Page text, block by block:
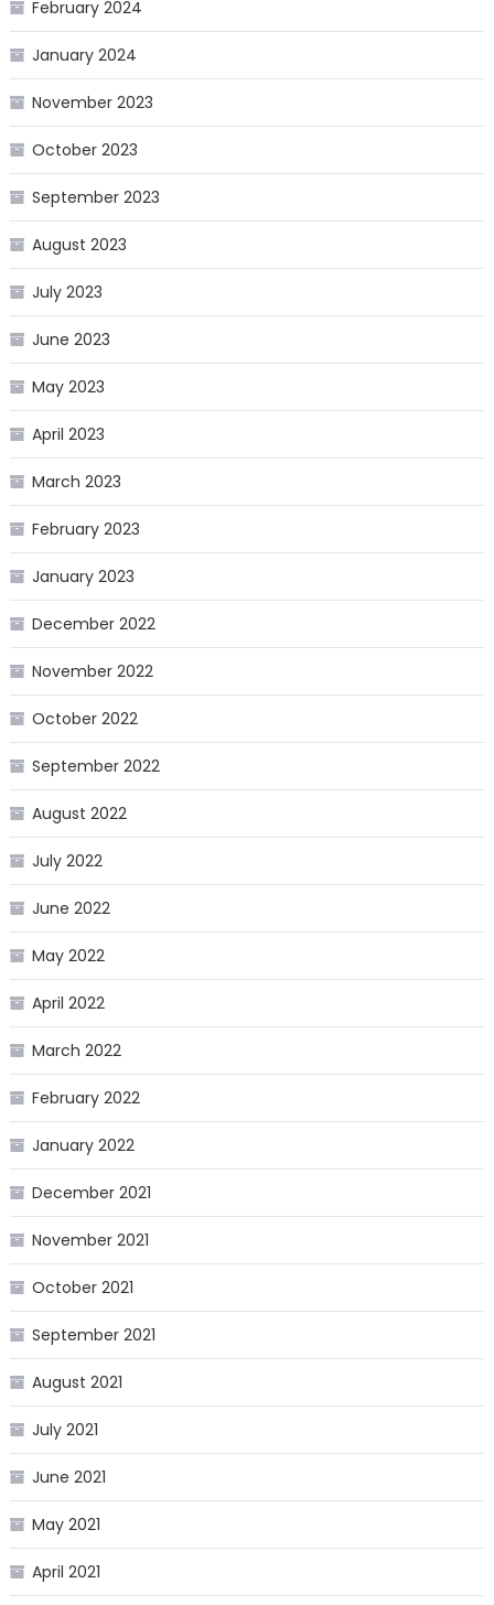
February 2024
January 2024
November 2023
October 2023
September 2023
August 2023
July 2023
June 2023
May 2023
April 2023
March 2023
February 2023
January 2023
December 2022
November 2022
October 2022
September 2022
August 2022
July 2022
June 2022
May 2022
April 2022
March 2022
February 2022
January 2022
December 2021
November 2021
October 2021
September 2021
August 2021
July 2021
June 2021
May 2021
April 2021